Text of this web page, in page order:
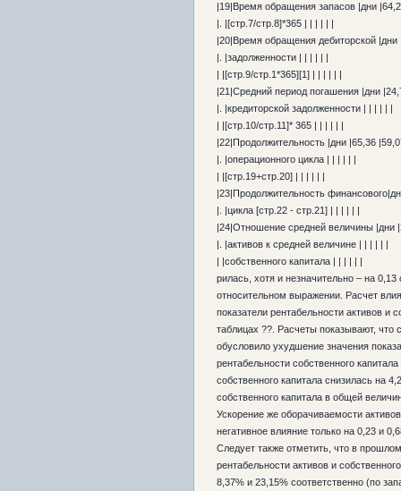
|19|Время обращения запасов |дни
|. |[стр.7/стр.8]*365 | | | | | |
|20|Время обращения дебиторской |дни
|. |задолженности | | | | | |
| |[стр.9/стр.1*365][1] | | | | | |
|21|Средний период погашения |дни
|. |кредиторской задолженности | | | | | |
| |[стр.10/стр.11]* 365 | | | | | |
|22|Продолжительность |дни |65,36
|. |операционного цикла | | | | | |
| |[стр.19+стр.20] | | | | | |
|23|Продолжительность
|. |цикла [стр.22 - стр.21] | | | | | |
|24|Отношение средней величины |дни
|. |активов к средней величине | | | | | |
| |собственного капитала | | | | | |
рилась, хотя и незначительно – на
относительном выражении. Расчет
показатели рентабельности активов и
таблицах ??. Расчеты показывают, что
обусловило ухудшение значения
рентабельности собственного
собственного капитала снизилась на
собственного капитала в общей
Ускорение же оборачиваемости
негативное влияние только на 0,23 и
Следует также отметить, что в
рентабельности активов и
8,37% и 23,15% соответственно (по